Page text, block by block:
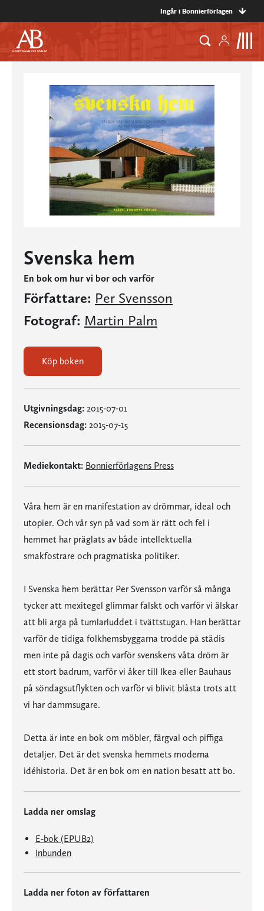
Ingår i Bonnierförlagen
Svenska hem
En bok om hur vi bor och varför
Författare: Per Svensson
Fotograf: Martin Palm
Köp boken
Utgivningsdag: 2015-07-01
Recensionsdag: 2015-07-15
Mediekontakt: Bonnierförlagens Press
Våra hem är en manifestation av drömmar, ideal och
utopier. Och vår syn på vad som är rätt och fel i
hemmet har präglats av både intellektuella
smakfostrare och pragmatiska politiker.
I Svenska hem berättar Per Svensson varför så många
tycker att mexitegel glimmar falskt och varför vi älskar
att bli arga på tumlarluddet i tvättstugan. Han berättar
varför de tidiga folkhemsbyggarna trodde på städis
men inte på dagis och varför svenskens våta dröm är
ett stort badrum, varför vi åker till Ikea eller Bauhaus
på söndagsutflykten och varför vi blivit blåsta trots att
vi har dammsugare.
Detta är inte en bok om möbler, färgval och piffiga
detaljer. Det är det svenska hemmets moderna
idéhistoria. Det är en bok om en nation besatt att bo.
Ladda ner omslag
E-bok (EPUB2)
Inbunden
Ladda ner foton av författaren